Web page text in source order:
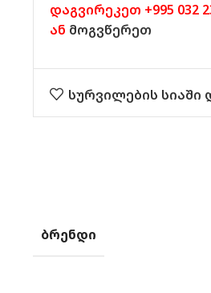
დაგვირეკეთ +995 032
ან მოგვწერეთ
სურვილების სიაში
ᲑᲠᲔᲜᲓᲘ